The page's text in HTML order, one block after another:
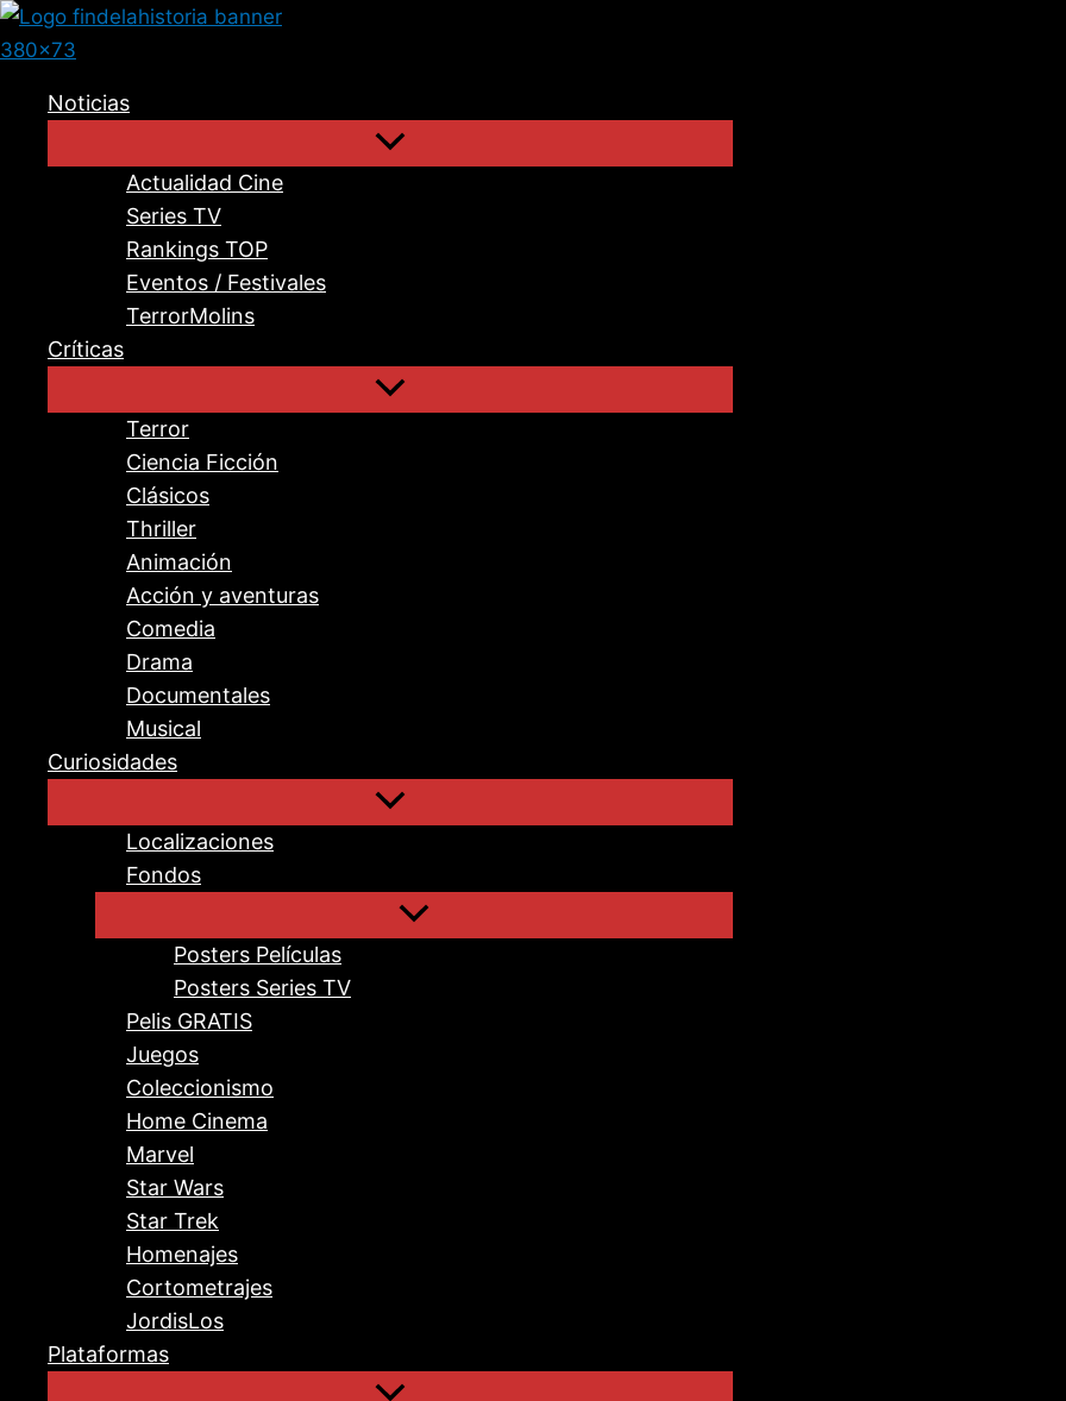
Ir
al
Noticias
Actualidad Cine
Series TV
Rankings TOP
Eventos / Festivales
TerrorMolins
Críticas
Terror
Ciencia Ficción
Clásicos
Thriller
Animación
Acción y aventuras
Comedia
Drama
Documentales
Musical
Curiosidades
Localizaciones
Fondos
Posters Películas
Posters Series TV
Pelis GRATIS
Juegos
Coleccionismo
Home Cinema
Marvel
Star Wars
Star Trek
Homenajes
Cortometrajes
JordisLos
Plataformas